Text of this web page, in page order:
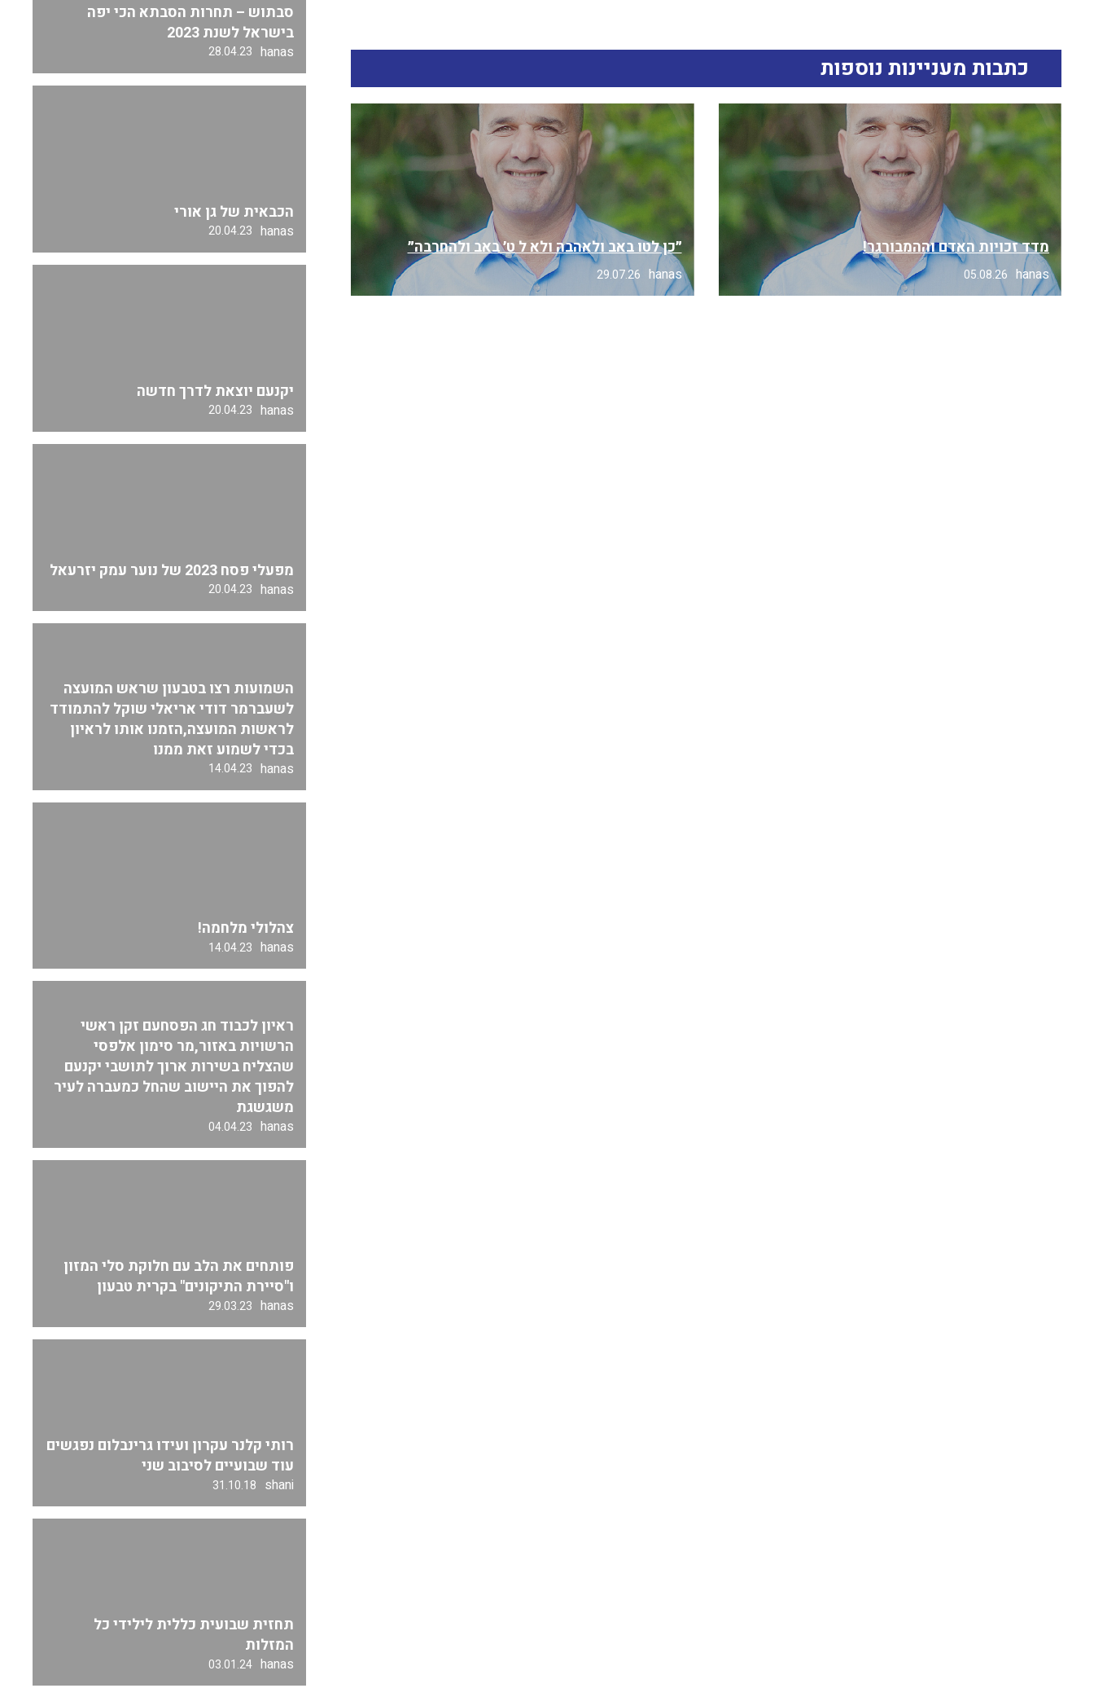
כתבות מעניינות נוספות
מדד זכויות האדם וההמבורגר!
hanas
05.08.26
״כן לטו באב ולאהבה ולא ל ט׳ באב ולהחרבה״
hanas
29.07.26
סבתוש – תחרות הסבתא הכי יפה
בישראל לשנת 2023
hanas
28.04.23
הכבאית של גן אורי
hanas
20.04.23
יקנעם יוצאת לדרך חדשה
hanas
20.04.23
מפעלי פסח 2023 של נוער עמק יזרעאל
hanas
20.04.23
השמועות רצו בטבעון שראש המועצה
לשעברמר דודי אריאלי שוקל להתמודד
לראשות המועצה,הזמנו אותו לראיון
בכדי לשמוע זאת ממנו
hanas
14.04.23
צהלולי מלחמה!
hanas
14.04.23
ראיון לכבוד חג הפסחעם זקן ראשי
הרשויות באזור,מר סימון אלפסי
שהצליח בשירות ארוך לתושבי יקנעם
להפוך את היישוב שהחל כמעברה לעיר
משגשגת
hanas
04.04.23
פותחים את הלב עם חלוקת סלי המזון
ו"סיירת התיקונים" בקרית טבעון
hanas
29.03.23
רותי קלנר עקרון ועידו גרינבלום נפגשים
עוד שבועיים לסיבוב שני
shani
31.10.18
תחזית שבועית כללית לילידי כל
המזלות
hanas
03.01.24